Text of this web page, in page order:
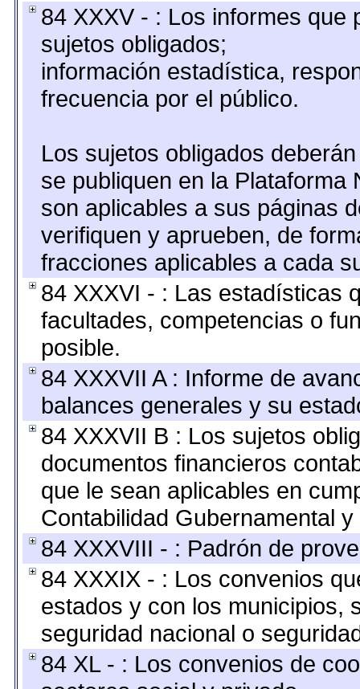
84 XXXV - : Los informes que
sujetos obligados;
información estadística,
frecuencia por el público.
Los sujetos obligados
se publiquen en la
son aplicables a sus páginas
verifiquen y aprueben, de
fracciones aplicables a cada
84 XXXVI - : Las estadísticas
facultades, competencias o
posible.
84 XXXVII A : Informe de
balances generales y su
84 XXXVII B : Los sujetos
documentos financieros
que le sean aplicables en
Contabilidad Gubernamental
84 XXXVIII - : Padrón de
84 XXXIX - : Los convenios
estados y con los municipios,
seguridad nacional o
84 XL - : Los convenios de